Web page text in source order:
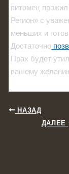
питомец
Регион» с
меньших и
Достаточно
Прах будет
вашему
НАЗАД
ДАЛЕЕ